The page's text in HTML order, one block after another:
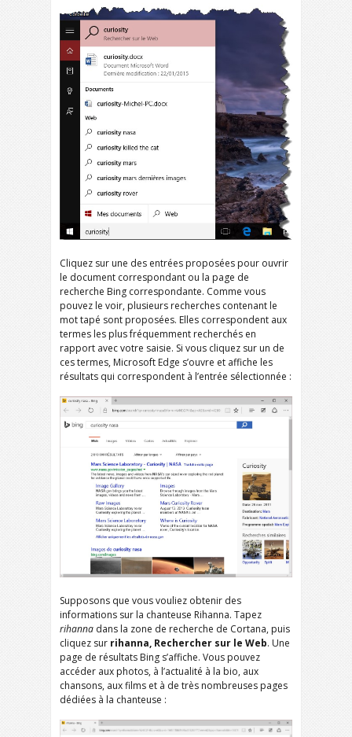
Cliquez sur une des entrées proposées pour ouvrir
le document correspondant ou la page de
recherche Bing correspondante. Comme vous
pouvez le voir, plusieurs recherches contenant le
mot tapé sont proposées. Elles correspondent aux
termes les plus fréquemment recherchés en
rapport avec votre saisie. Si vous cliquez sur un de
ces termes, Microsoft Edge s’ouvre et affiche les
résultats qui correspondent à l’entrée sélectionnée :
Supposons que vous vouliez obtenir des
informations sur la chanteuse Rihanna. Tapez
rihanna dans la zone de recherche de Cortana, puis
cliquez sur rihanna, Rechercher sur le Web. Une
page de résultats Bing s’affiche. Vous pouvez
accéder aux photos, à l’actualité à la bio, aux
chansons, aux films et à de très nombreuses pages
dédiées à la chanteuse :